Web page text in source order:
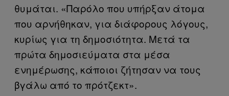
θυμάται. «Παρόλο που υπήρξαν άτομα
που αρνήθηκαν, για διάφορους λόγους,
κυρίως για τη δημοσιότητα. Μετά τα
πρώτα δημοσιεύματα στα μέσα
ενημέρωσης, κάποιοι ζήτησαν να τους
βγάλω από το πρότζεκτ».